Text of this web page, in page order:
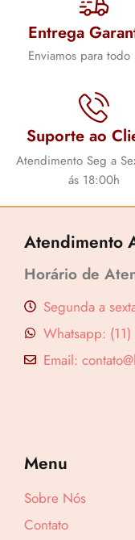
Entrega
Enviamos para todo
Suporte ao
Atendimento Seg a
ás 18:00h
Atendimento
Horário de
Segunda a
Whatsapp:
Email:
Menu
Sobre Nós
Contato